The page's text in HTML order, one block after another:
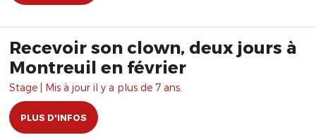
Recevoir son clown, deux jours à
Montreuil en février
Stage | Mis à jour il y a plus de 7 ans.
PLUS D'INFOS